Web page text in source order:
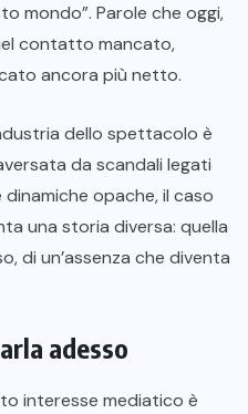
mondo”. Parole che oggi,
contatto mancato,
ancora più netto.
dello spettacolo è
da scandali legati
opache, il caso
una storia diversa: quella
di un’assenza che diventa
adesso
interesse mediatico è